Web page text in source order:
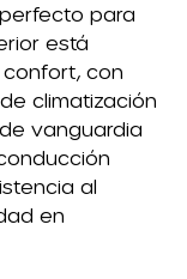
para
está
con
climatización
vanguardia
al
en